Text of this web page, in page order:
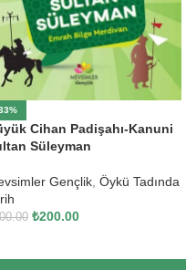
Cihan Padişahı-Kanuni
Süleyman
Gençlik, Öykü Tadında
₺200.00